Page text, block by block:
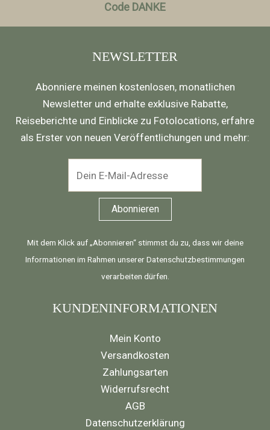
Code DANKE
NEWSLETTER
Abonniere meinen kostenlosen, monatlichen
Newsletter und erhalte exklusive Rabatte,
Reiseberichte und Einblicke zu Fotolocations, erfahre
als Erster von neuen Veröffentlichungen und mehr:
Mit dem Klick auf „Abonnieren“ stimmst du zu, dass wir deine
Informationen im Rahmen unsererDatenschutzbestimmungen
verarbeiten dürfen.
KUNDENINFORMATIONEN
Mein Konto
Versandkosten
Zahlungsarten
Widerrufsrecht
AGB
Datenschutzerklärung